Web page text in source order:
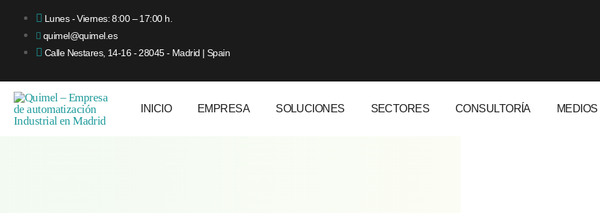
Lunes - Viernes: 8:00 – 17:00 h.
quimel@quimel.es
Calle Nestares, 14-16 - 28045 - Madrid | Spain
INICIO EMPRESA SOLUCIONES SECTORES CONSULTORÍA MEDIOS